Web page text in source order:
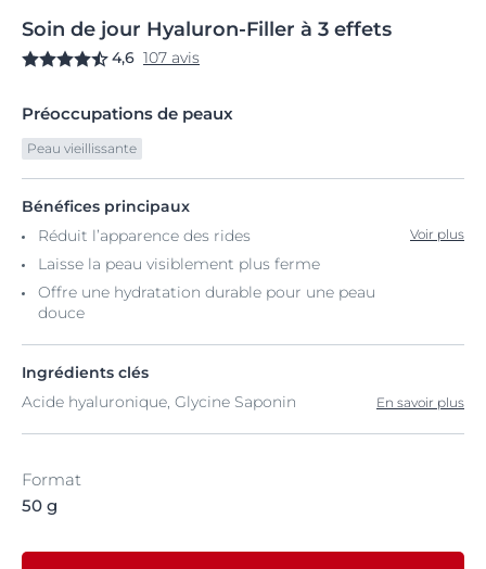
Soin de jour Hyaluron-Filler à 3 effets
4,6 107 avis
Préoccupations de peaux
Peau vieillissante
Bénéfices principaux
Réduit l’apparence des rides
Laisse la peau visiblement plus ferme
Offre une hydratation durable pour une peau
douce
Voir plus
Ingrédients clés
Acide hyaluronique, Glycine Saponin
En savoir plus
Format
50 g